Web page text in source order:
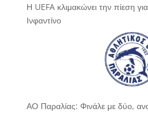
Η UEFA κλιμακώνει την πίεση
Ινφαντίνο
ΑΟ Παραλίας: Φινάλε με δύο,